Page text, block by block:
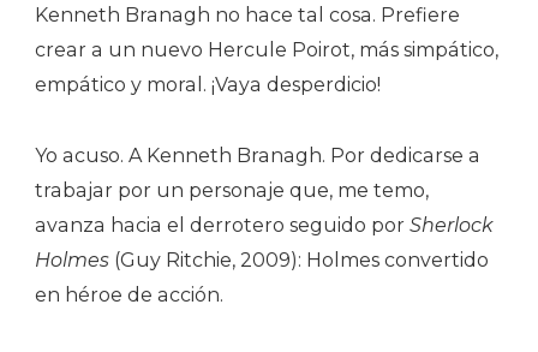
Kenneth Branagh no hace tal cosa. Prefiere
crear a un nuevo Hercule Poirot, más simpático,
empático y moral. ¡Vaya desperdicio!
Yo acuso. A Kenneth Branagh. Por dedicarse a
trabajar por un personaje que, me temo,
avanza hacia el derrotero seguido por Sherlock
Holmes (Guy Ritchie, 2009): Holmes convertido
en héroe de acción.